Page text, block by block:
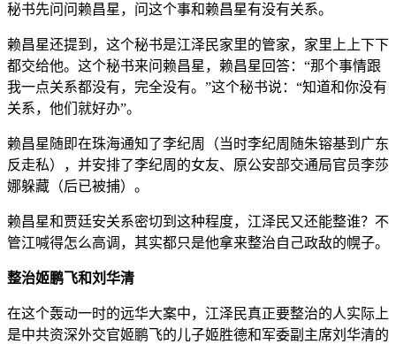
秘书先问问赖昌星，问这个事和赖昌星有没有关系。
赖昌星还提到，这个秘书是江泽民家里的管家，家里上上下下
都交给他。这个秘书来问赖昌星，赖昌星回答：“那个事情跟
我一点关系都没有，完全没有。”这个秘书说：“知道和你没有
关系，他们就好办”。
赖昌星随即在珠海通知了李纪周（当时李纪周随朱镕基到广东
反走私），并安排了李纪周的女友、原公安部交通局官员李莎
娜躲藏（后已被捕）。
赖昌星和贾廷安关系密切到这种程度，江泽民又还能整谁？不
管江喊得怎么高调，其实都只是他拿来整治自己政敌的幌子。
整治姬鹏飞和刘华清
在这个轰动一时的远华大案中，江泽民真正要整治的人实际上
是中共资深外交官姬鹏飞的儿子姬胜德和军委副主席刘华清的